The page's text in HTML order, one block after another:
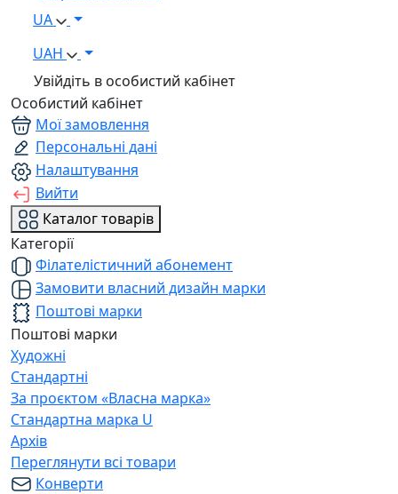
UA
UAH
Увійдіть в особистий кабінет
Особистий кабінет
Мої замовлення
Персональні дані
Налаштування
Вийти
Каталог товарів
Категорії
Філателістичний абонемент
Замовити власний дизайн марки
Поштові марки
Поштові марки
Художні
Стандартні
За проєктом «Власна марка»
Стандартна марка U
Архів
Переглянути всі товари
Конверти